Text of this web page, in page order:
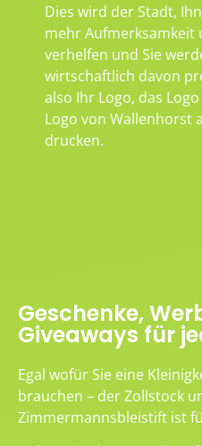
Dies wird der Stadt,
mehr Aufmerksamkeit
verhelfen und Sie
wirtschaftlich davon
also Ihr Logo, das
Logo von Wallenhorst
drucken.
Geschenke,
Giveaways für
Egal wofür Sie eine
brauchen – der Zollstock
Zimmermannsbleistift ist